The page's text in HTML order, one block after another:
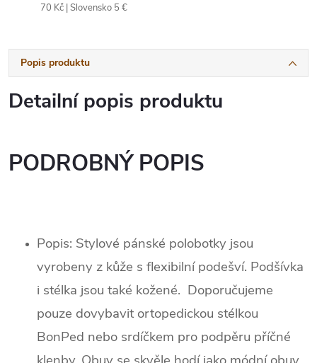
70 Kč | Slovensko 5 €
Popis produktu
Detailní popis produktu
PODROBNÝ POPIS
Popis: Stylové pánské polobotky jsou
vyrobeny z kůže s flexibilní podešví. Podšívka
i stélka jsou také kožené. Doporučujeme
pouze dovybavit ortopedickou stélkou
BonPed nebo srdíčkem pro podpěru příčné